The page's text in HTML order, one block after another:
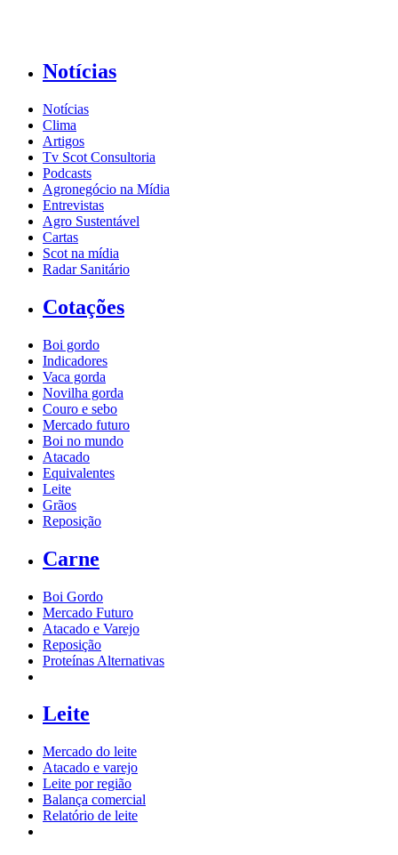
Notícias
Notícias
Clima
Artigos
Tv Scot Consultoria
Podcasts
Agronegócio na Mídia
Entrevistas
Agro Sustentável
Cartas
Scot na mídia
Radar Sanitário
Cotações
Boi gordo
Indicadores
Vaca gorda
Novilha gorda
Couro e sebo
Mercado futuro
Boi no mundo
Atacado
Equivalentes
Leite
Grãos
Reposição
Carne
Boi Gordo
Mercado Futuro
Atacado e Varejo
Reposição
Proteínas Alternativas
Leite
Mercado do leite
Atacado e varejo
Leite por região
Balança comercial
Relatório de leite